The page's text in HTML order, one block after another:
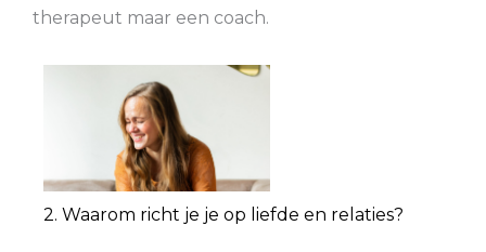
therapeut maar een coach.
2. Waarom richt je je op liefde en relaties?​